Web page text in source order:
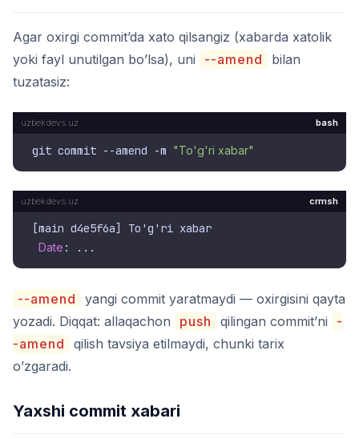
Agar oxirgi commit’da xato qilsangiz (xabarda xatolik
yoki fayl unutilgan bo’lsa), uni
--amend
bilan
tuzatasiz:
bash
git commit --amend -m "To'g'ri xabar"
crmsh
[main d4e5f6a] To'g'ri xabar
Date
--amend
yangi commit yaratmaydi — oxirgisini qayta
yozadi. Diqqat: allaqachon
push qilingan commit’ni
-
-amend
qilish tavsiya etilmaydi, chunki tarix
o’zgaradi.
Yaxshi commit xabari